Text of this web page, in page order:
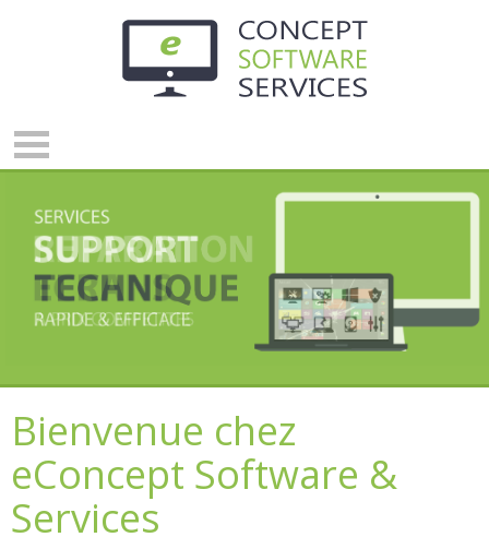
Bienvenue chez
eConcept Software &
Services